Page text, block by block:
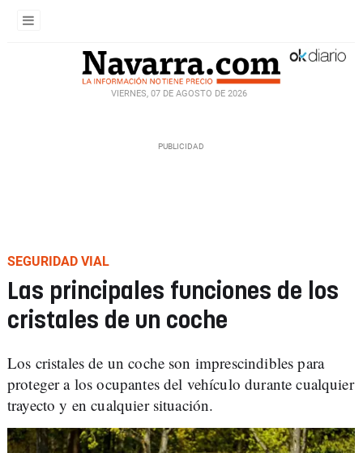
VIERNES, 07 DE AGOSTO DE 2026
SEGURIDAD VIAL
Las principales funciones de los
cristales de un coche
Los cristales de un coche son imprescindibles para
proteger a los ocupantes del vehículo durante cualquier
trayecto y en cualquier situación.